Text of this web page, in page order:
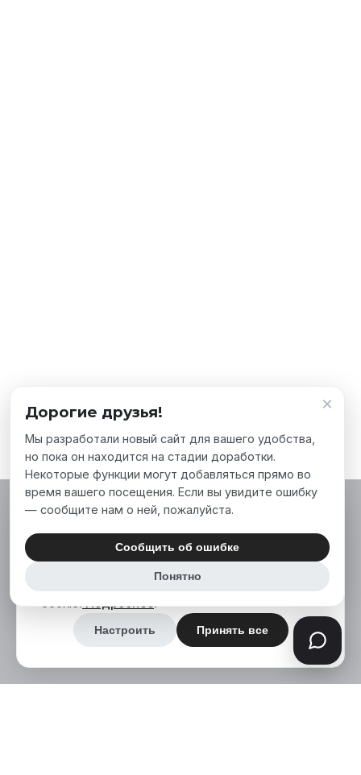
наш сайт лучше для вас. Нажимая «Принять
все», вы соглашаетесь на использование нами
аналитических и маркетинговых файлов
cookie.Подробнее.
Настроить Принять все
×
Дорогие друзья!
Мы разработали новый сайт для вашего удобства,
но пока он находится на стадии доработки.
Некоторые функции могут добавляться прямо во
время вашего посещения. Если вы увидите ошибку
— сообщите нам о ней, пожалуйста.
Понятно
Сообщить об ошибке